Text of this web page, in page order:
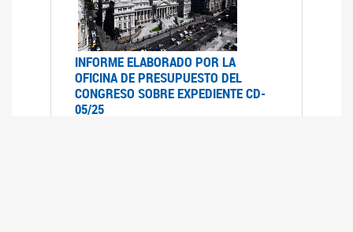
INFORME ELABORADO POR LA
OFICINA DE PRESUPUESTO DEL
CONGRESO SOBRE EXPEDIENTE CD-
05/25